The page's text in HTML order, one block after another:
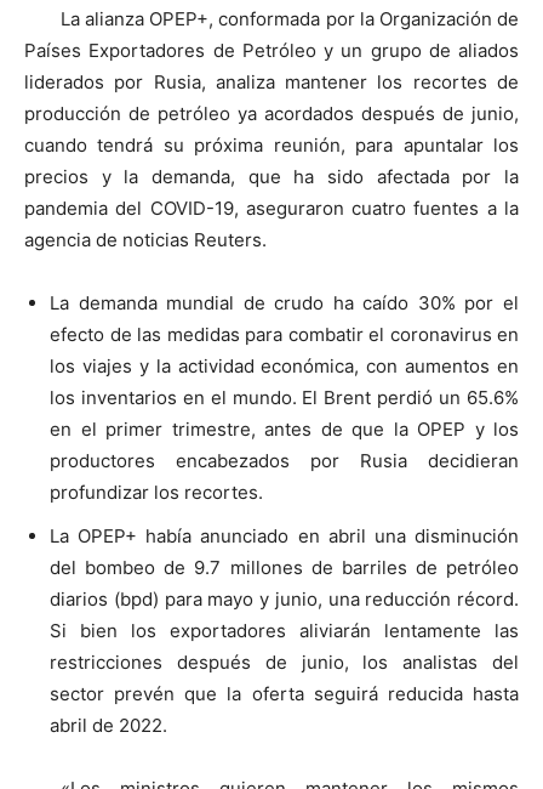
La alianza OPEP+, conformada por la Organización de
Países Exportadores de Petróleo y un grupo de aliados
liderados por Rusia, analiza mantener los recortes de
producción de petróleo ya acordados después de junio,
cuando tendrá su próxima reunión, para apuntalar los
precios y la demanda, que ha sido afectada por la
pandemia del COVID-19, aseguraron cuatro fuentes a la
agencia de noticias Reuters.
La demanda mundial de crudo ha caído 30% por el
efecto de las medidas para combatir el coronavirus en
los viajes y la actividad económica, con aumentos en
los inventarios en el mundo. El Brent perdió un 65.6%
en el primer trimestre, antes de que la OPEP y los
productores encabezados por Rusia decidieran
profundizar los recortes.
La OPEP+ había anunciado en abril una disminución
del bombeo de 9.7 millones de barriles de petróleo
diarios (bpd) para mayo y junio, una reducción récord.
Si bien los exportadores aliviarán lentamente las
restricciones después de junio, los analistas del
sector prevén que la oferta seguirá reducida hasta
abril de 2022.